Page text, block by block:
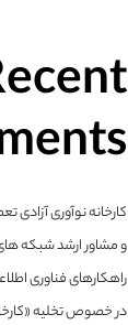
کارخانه نوآوری
و مشاور ارشد شبکه
راهکارهای فناوری
در خصوص تخلیه